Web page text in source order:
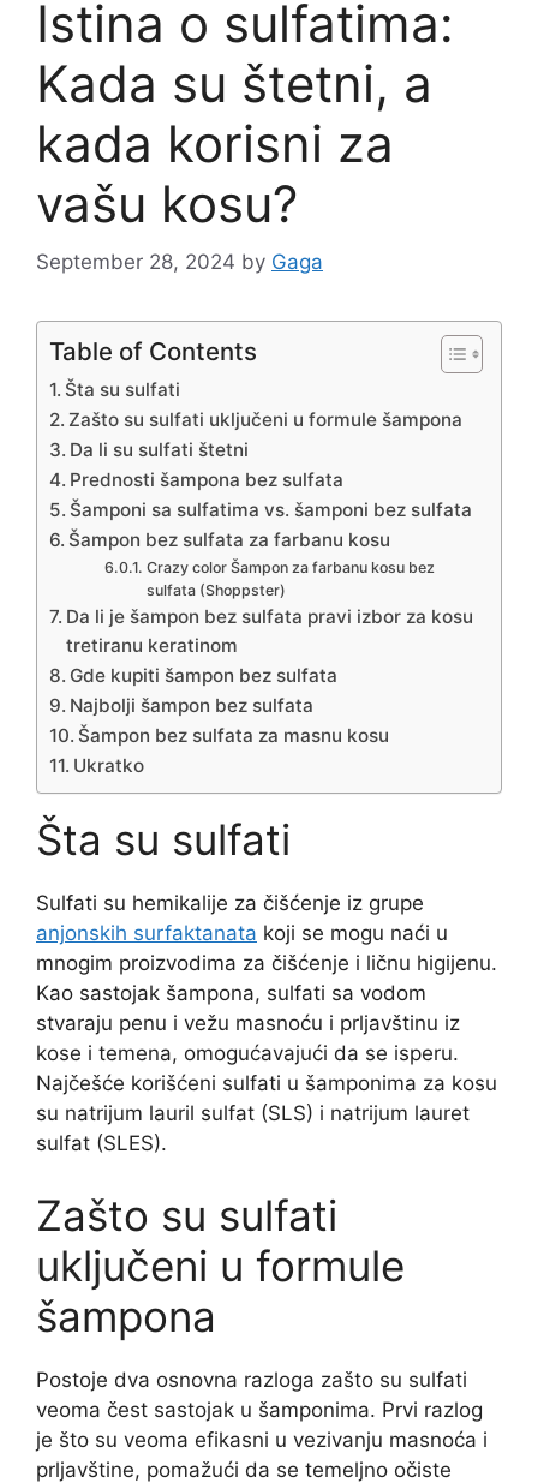
Istina o sulfatima:
Kada su štetni, a
kada korisni za
vašu kosu?
September 28, 2024 by Gaga
Table of Contents
Šta su sulfati
Zašto su sulfati uključeni u formule šampona
Da li su sulfati štetni
Prednosti šampona bez sulfata
Šamponi sa sulfatima vs. šamponi bez sulfata
Šampon bez sulfata za farbanu kosu
Crazy color Šampon za farbanu kosu bez
sulfata (Shoppster)
Da li je šampon bez sulfata pravi izbor za kosu
tretiranu keratinom
Gde kupiti šampon bez sulfata
Najbolji šampon bez sulfata
Šampon bez sulfata za masnu kosu
Ukratko
Šta su sulfati
Sulfati su hemikalije za čišćenje iz grupe
anjonskih surfaktanata koji se mogu naći u
mnogim proizvodima za čišćenje i ličnu higijenu.
Kao sastojak šampona, sulfati sa vodom
stvaraju penu i vežu masnoću i prljavštinu iz
kose i temena, omogućavajući da se isperu.
Najčešće korišćeni sulfati u šamponima za kosu
su natrijum lauril sulfat (SLS) i natrijum lauret
sulfat (SLES).
Zašto su sulfati
uključeni u formule
šampona
Postoje dva osnovna razloga zašto su sulfati
veoma čest sastojak u šamponima. Prvi razlog
je što su veoma efikasni u vezivanju masnoća i
prljavštine, pomažući da se temeljno očiste